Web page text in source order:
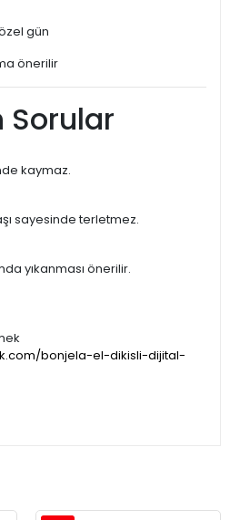
gün
önerilir
Sorular
kaymaz.
sayesinde terletmez.
yıkanması önerilir.
bonjela-el-dikisli-dijital-